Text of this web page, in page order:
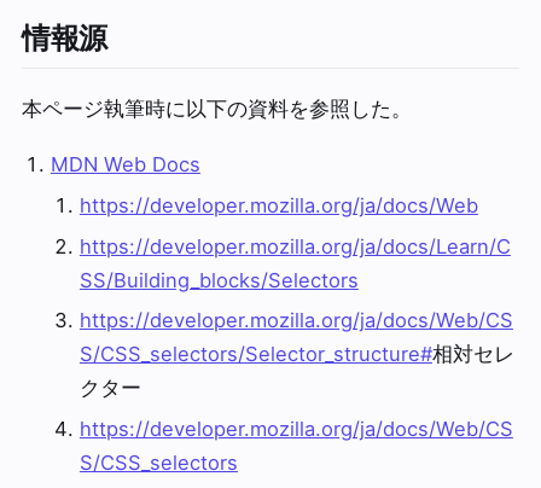
情報源
本ページ執筆時に以下の資料を参照した。
MDN Web Docs
https://developer.mozilla.org/ja/docs/Web
https://developer.mozilla.org/ja/docs/Learn/C
SS/Building_blocks/Selectors
https://developer.mozilla.org/ja/docs/Web/CS
S/CSS_selectors/Selector_structure#相対セレ
クター
https://developer.mozilla.org/ja/docs/Web/CS
S/CSS_selectors